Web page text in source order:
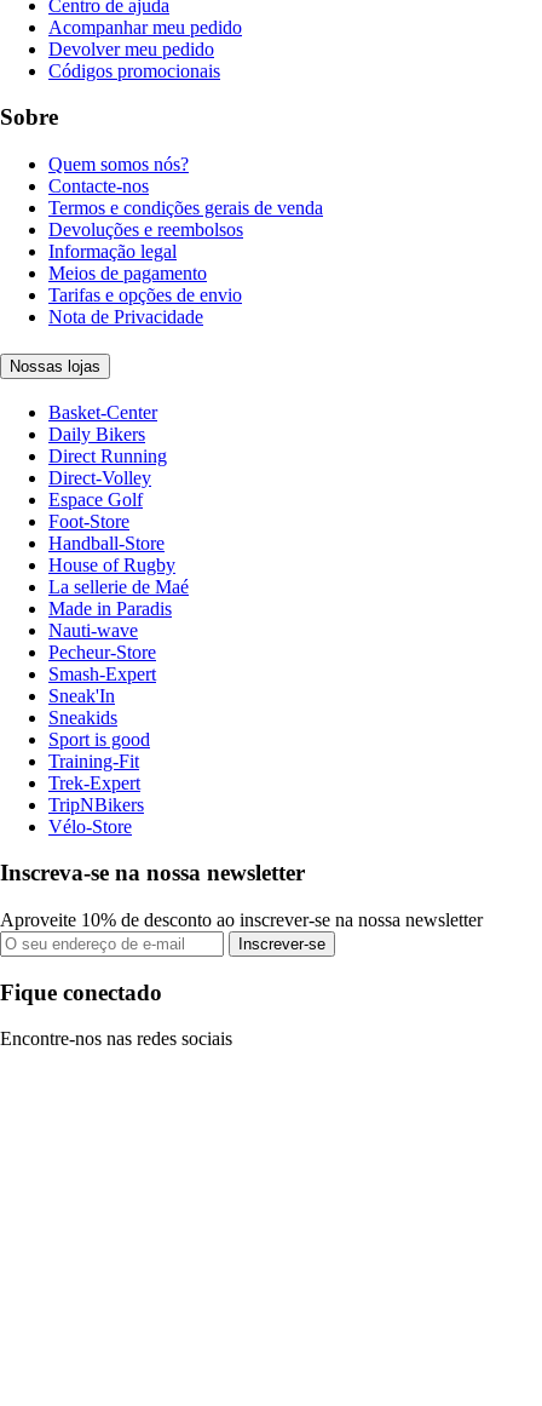
Centro de ajuda
Acompanhar meu pedido
Devolver meu pedido
Códigos promocionais
Sobre
Quem somos nós?
Contacte-nos
Termos e condições gerais de venda
Devoluções e reembolsos
Informação legal
Meios de pagamento
Tarifas e opções de envio
Nota de Privacidade
Nossas lojas
Basket-Center
Daily Bikers
Direct Running
Direct-Volley
Espace Golf
Foot-Store
Handball-Store
House of Rugby
La sellerie de Maé
Made in Paradis
Nauti-wave
Pecheur-Store
Smash-Expert
Sneak'In
Sneakids
Sport is good
Training-Fit
Trek-Expert
TripNBikers
Vélo-Store
Inscreva-se na nossa newsletter
Aproveite 10% de desconto ao inscrever-se na nossa newsletter
Inscrever-se
Fique conectado
Encontre-nos nas redes sociais